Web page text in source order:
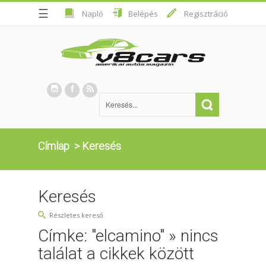
☰ Napló Belépés Regisztráció
Címlap > Keresés
Keresés
Részletes kereső
Címke: "elcamino" » nincs
találat a cikkek között